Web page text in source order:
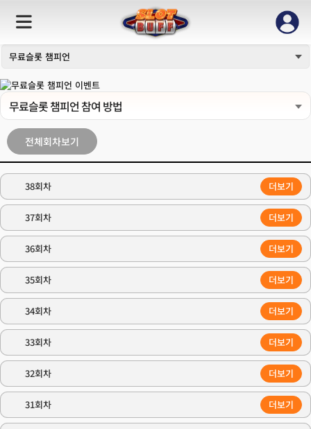
무료슬롯 챔피언
무료슬롯 챔피언 참여 방법
전체회차보기
38회차 더보기
37회차 더보기
36회차 더보기
35회차 더보기
34회차 더보기
33회차 더보기
32회차 더보기
31회차 더보기